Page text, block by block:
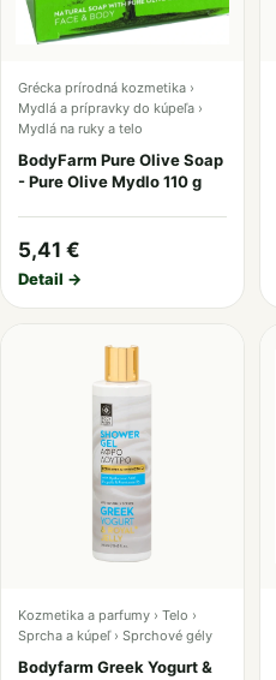
Grécka prírodná kozmetika ›
Mydlá a prípravky do kúpeľa ›
Mydlá na ruky a telo
BodyFarm Pure Olive Soap
- Pure Olive Mydlo 110 g
5,41 €
Detail →
Kozmetika a parfumy › Telo ›
Sprcha a kúpeľ › Sprchové gély
Bodyfarm Greek Yogurt &